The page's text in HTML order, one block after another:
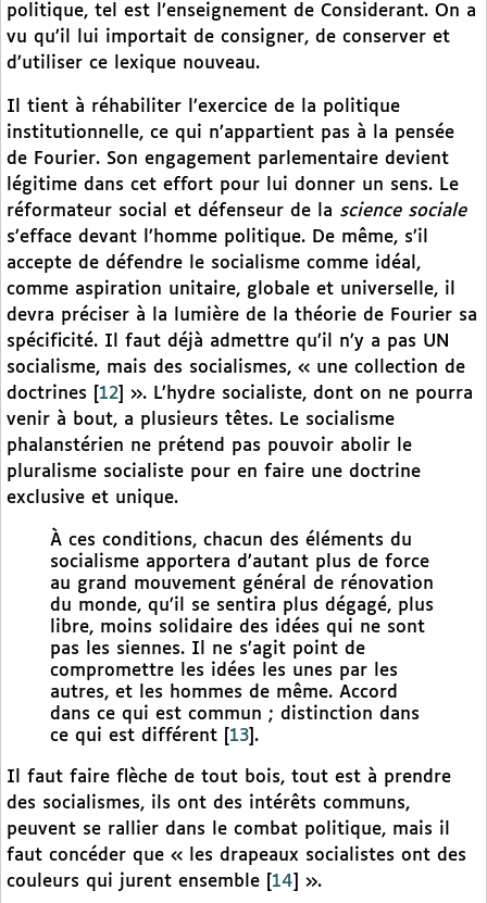
politique, tel est l’enseignement de Considerant. On a
vu qu’il lui importait de consigner, de conserver et
d’utiliser ce lexique nouveau.
Il tient à réhabiliter l’exercice de la politique
institutionnelle, ce qui n’appartient pas à la pensée
de Fourier. Son engagement parlementaire devient
légitime dans cet effort pour lui donner un sens. Le
réformateur social et défenseur de la science sociale
s’efface devant l’homme politique. De même, s’il
accepte de défendre le socialisme comme idéal,
comme aspiration unitaire, globale et universelle, il
devra préciser à la lumière de la théorie de Fourier sa
spécificité. Il faut déjà admettre qu’il n’y a pas UN
socialisme, mais des socialismes, « une collection de
doctrines
12
». L’hydre socialiste, dont on ne pourra
venir à bout, a plusieurs têtes. Le socialisme
phalanstérien ne prétend pas pouvoir abolir le
pluralisme socialiste pour en faire une doctrine
exclusive et unique.
À ces conditions, chacun des éléments du
socialisme apportera d’autant plus de force
au grand mouvement général de rénovation
du monde, qu’il se sentira plus dégagé, plus
libre, moins solidaire des idées qui ne sont
pas les siennes. Il ne s’agit point de
compromettre les idées les unes par les
autres, et les hommes de même. Accord
dans ce qui est commun ; distinction dans
ce qui est différent
13 .
Il faut faire flèche de tout bois, tout est à prendre
des socialismes, ils ont des intérêts communs,
peuvent se rallier dans le combat politique, mais il
faut concéder que « les drapeaux socialistes ont des
couleurs qui jurent ensemble
14 ».